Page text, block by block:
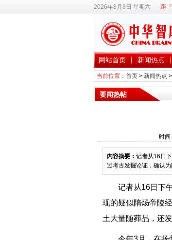
2026年8月8日 星期六 距
网站首页 新闻热点
当前位置： 首页> 新闻热点 >
要闻热帖
时
内容摘要： 记者从16日
过考古发掘论证，确认为
记者从16日下
现的疑似隋炀帝陵
土大量随葬品，